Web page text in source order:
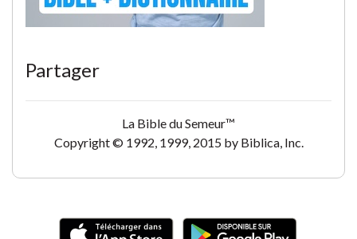
Partager
La Bible du Semeur™
Copyright © 1992, 1999, 2015 by Biblica, Inc.